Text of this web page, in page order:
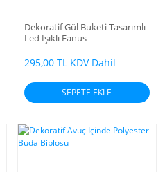
Dekoratif Gül Buketi Tasarımlı
Led Işıklı Fanus
295,00 TL KDV Dahil
SEPETE EKLE